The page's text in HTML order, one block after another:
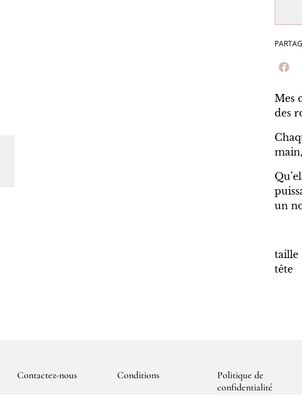
Mes
des
un
taille
tête
Contactez-nous Conditions
Politique de
confidentialité